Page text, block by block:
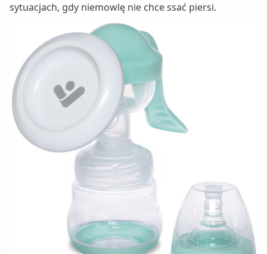
sytuacjach, gdy niemowlę nie chce ssać piersi.